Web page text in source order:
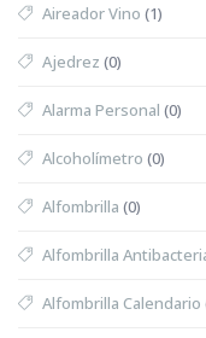
Aireador Vino (1)
Ajedrez (0)
Alarma Personal (0)
Alcoholímetro (0)
Alfombrilla (0)
Alfombrilla
Alfombrilla Calendario